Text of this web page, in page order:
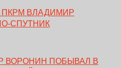
ПКРМ ВЛАДИМИР
СПУТНИК
ВОРОНИН ПОБЫВАЛ В